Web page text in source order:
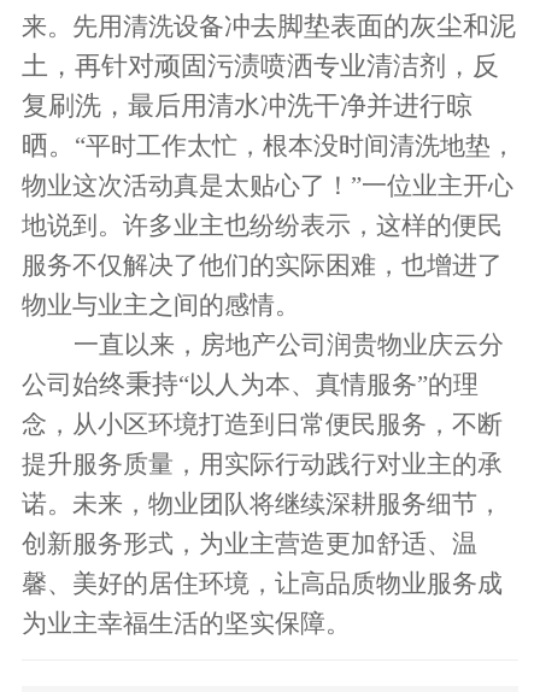
来。先用清洗设备冲去脚垫表面的灰尘和泥
土，再针对顽固污渍喷洒专业清洁剂，反
复刷洗，最后用清水冲洗干净并进行晾
晒。 “平时工作太忙，根本没时间清洗地垫，
物业这次活动真是太贴心了！”一位业主开心
地说到 。 许多业主也纷纷表示，这样的便民
服务不仅解决了他们的实际困难，也增进了
物业与业主之间的感情。
一直以来， 房地产公司润贵物业庆云分
公司 始终秉持“以人为本、真情服务”的理
念，从小区环境打造到日常便民服务，不断
提升服务质量，用实际行动践行对业主的承
诺。未来，物业团队将继续深耕服务细节，
创新服务形式，为业主营造更加舒适、温
馨、美好的居住环境，让高品质物业服务成
为业主幸福生活的坚实保障。